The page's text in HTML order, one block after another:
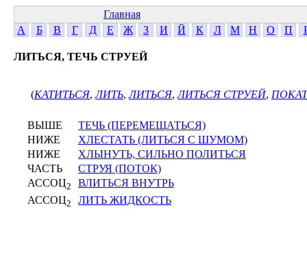
Главная
А
Б В Г Д Е Ж З И Й К Л М Н О П
ЛИТЬСЯ, ТЕЧЬ СТРУЕЙ
(КАТИТЬСЯ,ЛИТЬ,ЛИТЬСЯ,ЛИТЬСЯ СТРУЕЙ,
ВЫШЕ
ТЕЧЬ (ПЕРЕМЕЩАТЬСЯ)
НИЖЕ
ХЛЕСТАТЬ (ЛИТЬСЯ С ШУМОМ)
НИЖЕ
ХЛЫНУТЬ, СИЛЬНО ПОЛИТЬСЯ
ЧАСТЬ
СТРУЯ (ПОТОК)
АССОЦ2
ВЛИТЬСЯ ВНУТРЬ
АССОЦ2 ЛИТЬ ЖИДКОСТЬ